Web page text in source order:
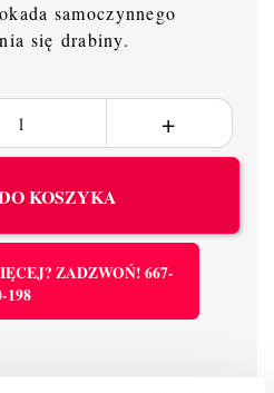
samoczynnego
się drabiny.
KOSZYKA
ZADZWOŃ! 667-
198